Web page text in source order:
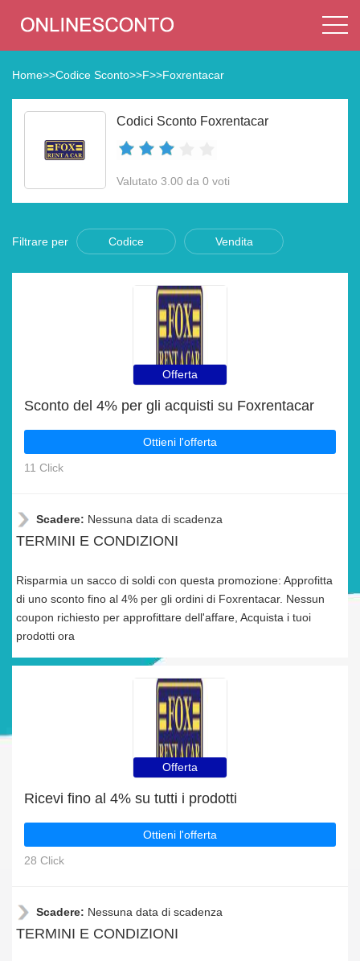
Home>>Codice Sconto>>F>>Foxrentacar
Codici Sconto Foxrentacar
Valutato 3.00 da 0 voti
Filtrare per Codice Vendita
Offerta
Sconto del 4% per gli acquisti su Foxrentacar
Ottieni l'offerta
11 Click
Scadere: Nessuna data di scadenza
TERMINI E CONDIZIONI
Risparmia un sacco di soldi con questa promozione: Approfitta
di uno sconto fino al 4% per gli ordini di Foxrentacar. Nessun
coupon richiesto per approfittare dell'affare, Acquista i tuoi
prodotti ora
Offerta
Ricevi fino al 4% su tutti i prodotti
Ottieni l'offerta
28 Click
Scadere: Nessuna data di scadenza
TERMINI E CONDIZIONI